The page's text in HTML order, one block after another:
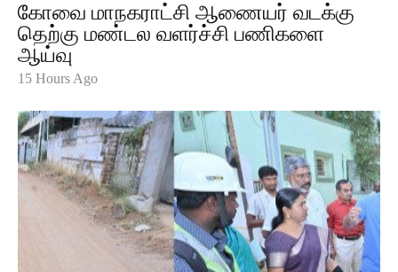
கோவை மாநகராட்சி ஆணையர் வடக்கு
தெற்கு மண்டல வளர்ச்சி பணிகளை
ஆய்வு
15 Hours Ago